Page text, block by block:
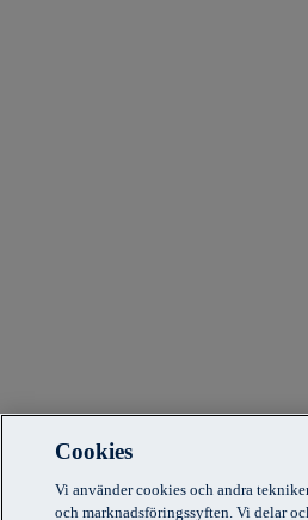
Cookies
Vi använder cookies och andra
och marknadsföringssyften. Vi delar